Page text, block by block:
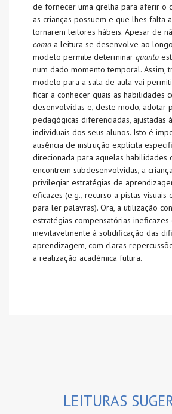
de fornecer uma grelha para aferir o
as crianças possuem e que lhes falta
tornarem leitores hábeis. Apesar de
como a leitura se desenvolve ao
modelo permite determinar quanto
num dado momento temporal. Assim,
modelo para a sala de aula vai
ficar a conhecer quais as habilidades
desenvolvidas e, deste modo, adotar
pedagógicas diferenciadas, ajustadas
individuais dos seus alunos. Isto é
ausência de instrução explícita
direcionada para aquelas habilidades
encontrem subdesenvolvidas, a
privilegiar estratégias de
eficazes (e.g., recurso a pistas visuais
para ler palavras). Ora, a utilização
estratégias compensatórias ineficazes
inevitavelmente à solidificação das
aprendizagem, com claras
a realização académica futura.
LEITURAS